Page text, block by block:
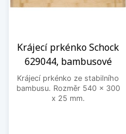
Krájecí prkénko Schock
629044, bambusové
Krájecí prkénko ze stabilního
bambusu. Rozměr 540 x 300
x 25 mm.